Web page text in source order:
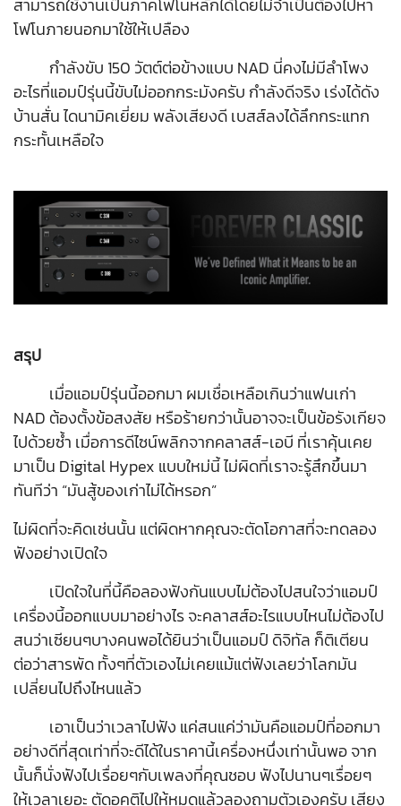
สามารถใช้งานเป็นภาคโฟโนหลักได้โดยไม่จำเป็นต้องไปหา
โฟโนภายนอกมาใช้ให้เปลือง
กำลังขับ 150 วัตต์ต่อข้างแบบ NAD นี่คงไม่มีลำโพง
อะไรที่แอมป์รุ่นนี้ขับไม่ออกกระมังครับ กำลังดีจริง เร่งได้ดัง
บ้านสั่น ไดนามิคเยี่ยม พลังเสียงดี เบสส์ลงได้ลึกกระแทก
กระทั้นเหลือใจ
สรุป
เมื่อแอมป์รุ่นนี้ออกมา ผมเชื่อเหลือเกินว่าแฟนเก่า
NAD ต้องตั้งข้อสงสัย หรือร้ายกว่านั้นอาจจะเป็นข้อรังเกียจ
ไปด้วยซ้ำ เมื่อการดีไซน์พลิกจากคลาสส์-เอบี ที่เราคุ้นเคย
มาเป็น Digital Hypex แบบใหม่นี้ ไม่ผิดที่เราจะรู้สึกขึ้นมา
ทันทีว่า “มันสู้ของเก่าไม่ได้หรอก”
ไม่ผิดที่จะคิดเช่นนั้น แต่ผิดหากคุณจะตัดโอกาสที่จะทดลอง
ฟังอย่างเปิดใจ
เปิดใจในที่นี้คือลองฟังกันแบบไม่ต้องไปสนใจว่าแอมป์
เครื่องนี้ออกแบบมาอย่างไร จะคลาสส์อะไรแบบไหนไม่ต้องไป
สนว่าเซียนๆบางคนพอได้ยินว่าเป็นแอมป์ ดิจิทัล ก็ติเตียน
ต่อว่าสารพัด ทั้งๆที่ตัวเองไม่เคยแม้แต่ฟังเลยว่าโลกมัน
เปลี่ยนไปถึงไหนแล้ว
เอาเป็นว่าเวลาไปฟัง แค่สนแค่ว่ามันคือแอมป์ที่ออกมา
อย่างดีที่สุดเท่าที่จะดีได้ในราคานี้เครื่องหนึ่งเท่านั้นพอ จาก
นั้นก็นั่งฟังไปเรื่อยๆกับเพลงที่คุณชอบ ฟังไปนานๆเรื่อยๆ
ให้เวลาเยอะ ตัดอคติไปให้หมดแล้วลองถามตัวเองครับ เสียง